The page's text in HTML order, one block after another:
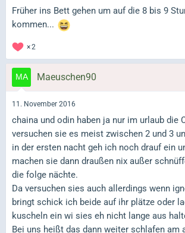
Früher ins Bett gehen um auf die 8 bis 9
kommen...
2
Maeuschen90
11. November 2016
chaina und odin haben ja nur im urlaub die
versuchen sie es meist zwischen 2 und 3
in der ersten nacht geh ich noch drauf ein
machen sie dann draußen nix außer
die folge nächte.
Da versuchen sies auch allerdings wenn
bringt schick ich beide auf ihr plätze oder
kuscheln ein wi sies eh nicht lange aus
Bei uns heißt das dann weiter schlafen am